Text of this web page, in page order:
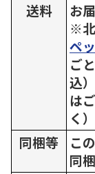
送料
お
※北
ペ
ご
込
は
く）
同梱等
こ
同